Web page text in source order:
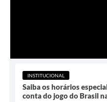
INSTITUCIONAL
Saiba os horários
conta do jogo do Brasil